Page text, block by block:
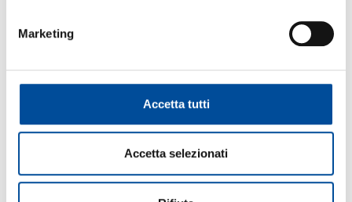
Marketing
Accetta tutti
Accetta selezionati
LAVORO